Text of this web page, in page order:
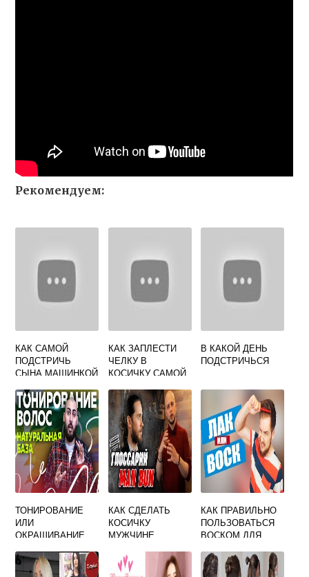
Рекомендуем:
КАК САМОЙ
ПОДСТРИЧЬ
СЫНА МАШИНКОЙ
КАК ЗАПЛЕСТИ
ЧЕЛКУ В
КОСИЧКУ САМОЙ
В КАКОЙ ДЕНЬ
ПОДСТРИЧЬСЯ
ТОНИРОВАНИЕ
ИЛИ
ОКРАШИВАНИЕ
ЛУЧШЕ
КАК СДЕЛАТЬ
КОСИЧКУ
МУЖЧИНЕ
КАК ПРАВИЛЬНО
ПОЛЬЗОВАТЬСЯ
ВОСКОМ ДЛЯ